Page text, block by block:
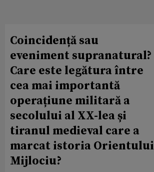
Coincidență sau
eveniment supranatural?
Care este legătura între
cea mai importantă
operațiune militară a
secolului al XX-lea și
tiranul medieval care a
marcat istoria Orientului
Mijlociu?